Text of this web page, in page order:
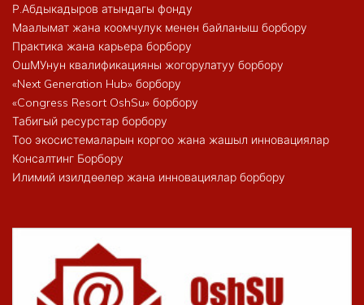
Р.Абдыкадыров атындагы фонду
Маалымат жана коомчулук менен байланыш борбору
Практика жана карьера борбору
ОшМУнун квалификацияны жогорулатуу борбору
«Next Generation Hub» борбору
«Congress Resort OshSu» борбору
Табигый ресурстар борбору
Тоо экосистемаларын коргоо жана жашыл инновациялар
Консалтинг Борбору
Илимий изилдөөлөр жана инновациялар борбору